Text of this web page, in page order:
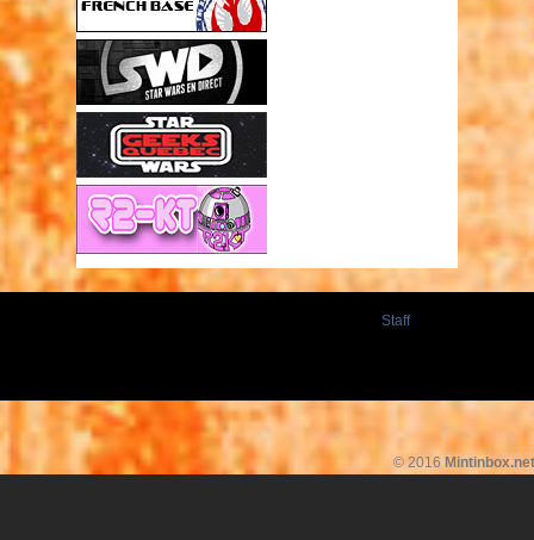
Staff
© 2016 Mintinbox.net